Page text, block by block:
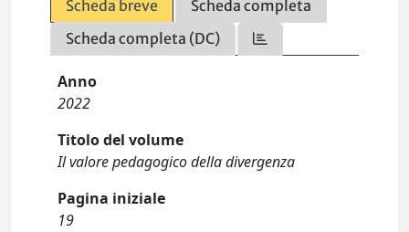
Scheda breve
Scheda completa
Scheda completa (DC)
Anno
2022
Titolo del volume
Il valore pedagogico della divergenza
Pagina iniziale
19